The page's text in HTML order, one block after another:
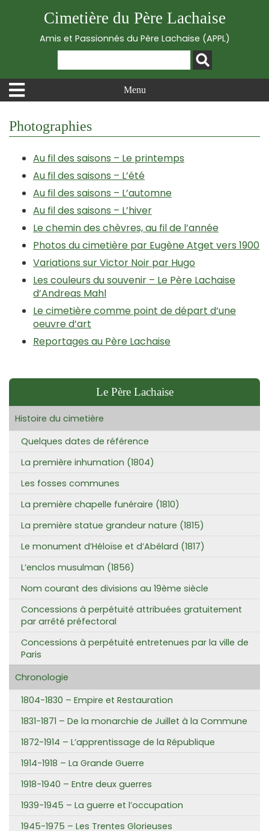
Cimetière du Père Lachaise
Amis et Passionnés du Père Lachaise (APPL)
Menu
Photographies
Au fil des saisons – Le printemps
Au fil des saisons – L’été
Au fil des saisons – L’automne
Au fil des saisons – L’hiver
Le chemin des chèvres, au fil de l’année
Photos du cimetière par Eugène Atget vers 1900
Variations sur Victor Noir par Hugo
Les couleurs du souvenir – Le Père Lachaise
d’Andreas Mahl
Le cimetière comme point de départ d’une
oeuvre d’art
Reportages au Père Lachaise
Le Père Lachaise
Histoire du cimetière
Quelques dates de référence
La première inhumation (1804)
Les fosses communes
La première chapelle funéraire (1810)
La première statue grandeur nature (1815)
Le monument d’Héloïse et d’Abélard (1817)
L’enclos musulman (1856)
Nom courant des divisions au 19ème siècle
Concessions à perpétuité attribuées gratuitement
par arrêté préfectoral
Concessions à perpétuité entretenues par la ville de
Paris
Chronologie
1804-1830 – Empire et Restauration
1831-1871 – De la monarchie de Juillet à la Commune
1872-1914 – L’apprentissage de la République
1914-1918 – La Grande Guerre
1918-1940 – Entre deux guerres
1939-1945 – La guerre et l’occupation
1945-1975 – Les Trentes Glorieuses